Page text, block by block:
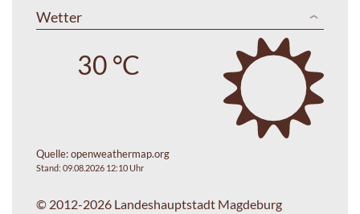
Wetter
30 °C
Quelle:openweathermap.org
Stand: 09.08.2026 12:10 Uhr
© 2012-2026 Landeshauptstadt Magdeburg